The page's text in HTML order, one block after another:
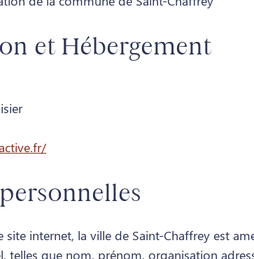
et Hébergement
site internet, la ville de Saint-Chaffrey est
telles que nom, prénom, organisation